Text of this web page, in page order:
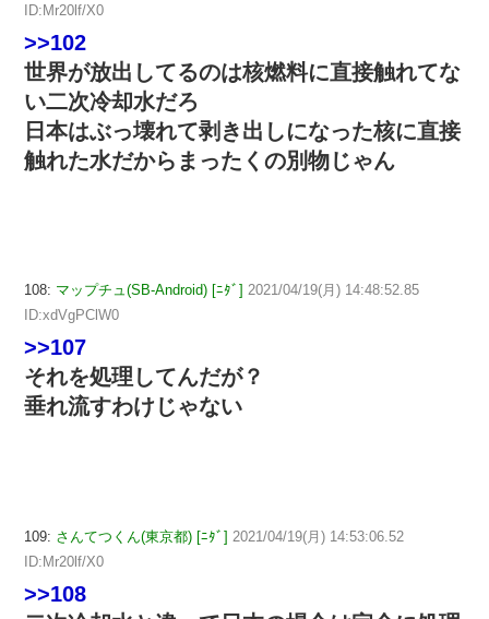
ID:Mr20lf/X0
>>102
世界が放出してるのは核燃料に直接触れてな
い二次冷却水だろ
日本はぶっ壊れて剥き出しになった核に直接
触れた水だからまったくの別物じゃん
108: マップチュ(SB-Android) [ﾆﾀﾞ] 2021/04/19(月) 14:48:52.85
ID:xdVgPClW0
>>107
それを処理してんだが？
垂れ流すわけじゃない
109: さんてつくん(東京都) [ﾆﾀﾞ] 2021/04/19(月) 14:53:06.52
ID:Mr20lf/X0
>>108